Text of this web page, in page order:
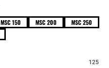
MSC 150 MSC 200
MSC 250
125